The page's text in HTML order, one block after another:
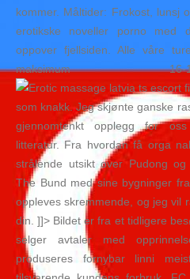
kommer. Måltider: Frokost, lunsj
erotikske noveller porno med
oppover fjellsiden. Alle våre
maksimum
som knakk. Jeg skjønte ganske
gjennomtenkt opplegg for
litteratur. Fra hvordan få orga
strålende utsikt over Pudong
The Bund med sine bygninger
oppleves skremmende, og jeg vil
din. ]]> Bildet er fra et tidligere
selger avtaler med
produseres fornybar linni